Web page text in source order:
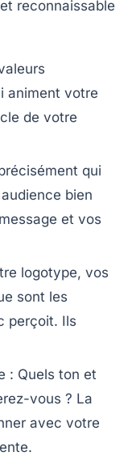
reconnaissable
animent votre
de votre
qui
bien
et vos
logotype, vos
sont les
perçoit. Ils
: Quels ton et
vous ? La
avec votre